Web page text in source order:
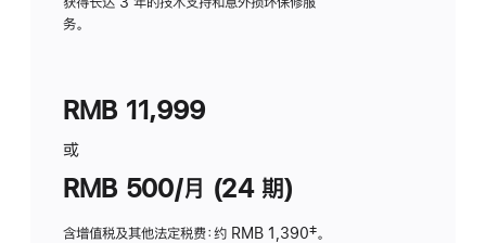
务。
RMB 11,999
或
RMB 500/月 (24 期)
含增值税及其他法定税费：约 RMB 1,390脚
‡。